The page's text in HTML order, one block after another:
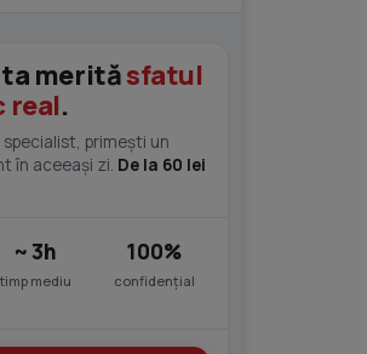
merităsfatul
real.
primești un
în aceeași zi. De la 60 lei
~ 3h
timp mediu
100%
confidențial